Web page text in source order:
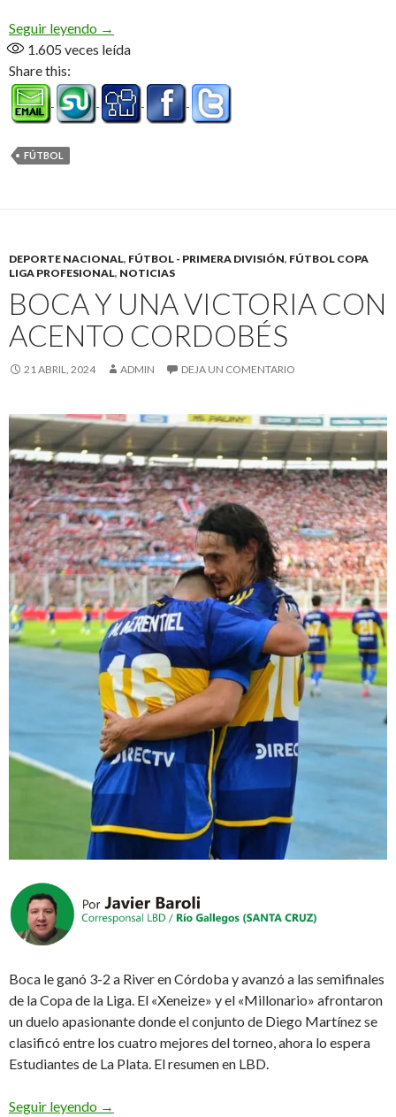
Seguir leyendo Estudiantes, el nuevo campeón
→
1.605 veces leída
Share this:
FÚTBOL
DEPORTE NACIONAL, FÚTBOL - PRIMERA DIVISIÓN, FÚTBOL COPA
LIGA PROFESIONAL, NOTICIAS
BOCA Y UNA VICTORIA CON
ACENTO CORDOBÉS
21 ABRIL, 2024 ADMIN DEJA UN COMENTARIO
Boca le ganó 3-2 a River en Córdoba y avanzó a las semifinales
de la Copa de la Liga. El «Xeneize» y el «Millonario» afrontaron
un duelo apasionante donde el conjunto de Diego Martínez se
clasificó entre los cuatro mejores del torneo, ahora lo espera
Estudiantes de La Plata. El resumen en LBD.
Seguir leyendo Boca y una victoria con acento cordobés
→